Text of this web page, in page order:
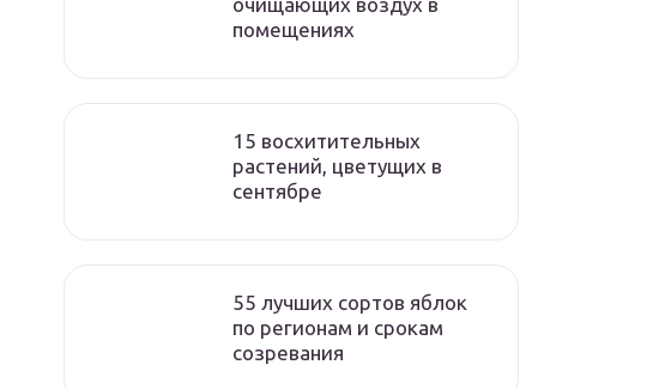
помещениях
15 восхитительных
растений, цветущих в
сентябре
55 лучших сортов яблок
по регионам и срокам
созревания